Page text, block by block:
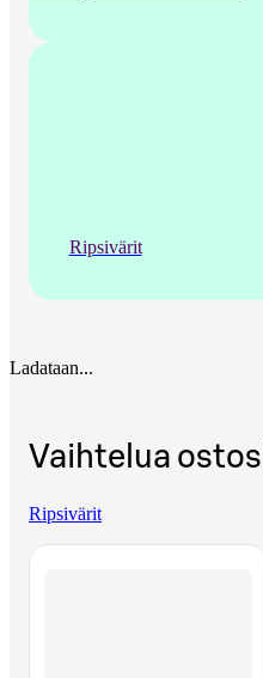
Ripsivärit
Ladataan...
Vaihtelua
Ripsivärit
Ohita listaus